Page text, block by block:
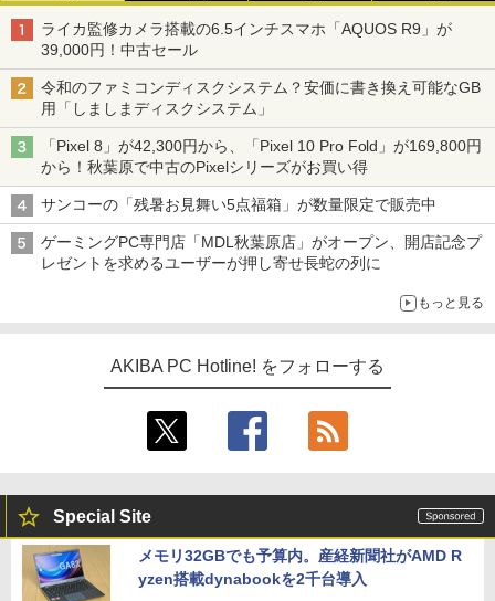
ライカ監修カメラ搭載の6.5インチスマホ「AQUOS R9」が
39,000円！中古セール
令和のファミコンディスクシステム？安価に書き換え可能なGB
用「しましまディスクシステム」
「Pixel 8」が42,300円から、「Pixel 10 Pro Fold」が169,800円
から！秋葉原で中古のPixelシリーズがお買い得
サンコーの「残暑お見舞い5点福箱」が数量限定で販売中
ゲーミングPC専門店「MDL秋葉原店」がオープン、開店記念プ
レゼントを求めるユーザーが押し寄せ長蛇の列に
もっと見る
AKIBA PC Hotline! をフォローする
Special Site
メモリ32GBでも予算内。産経新聞社がAMD R
yzen搭載dynabookを2千台導入